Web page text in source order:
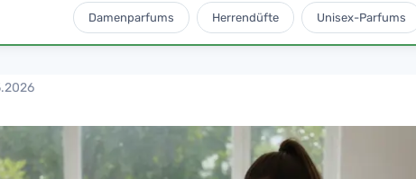
Damenparfums Herrendüfte Unisex-Parfums